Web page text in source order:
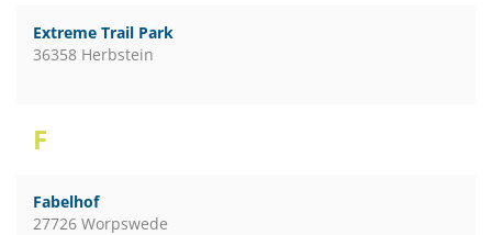
Extreme Trail Park
36358 Herbstein
F
Fabelhof
27726 Worpswede